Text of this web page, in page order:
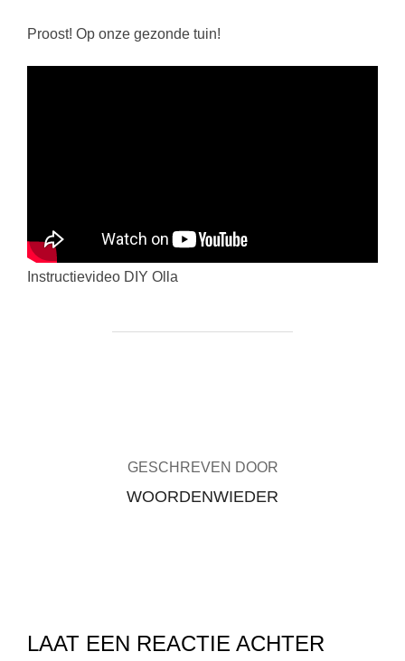
Proost! Op onze gezonde tuin!
Instructievideo DIY Olla
GESCHREVEN DOOR
WOORDENWIEDER
LAAT EEN REACTIE ACHTER